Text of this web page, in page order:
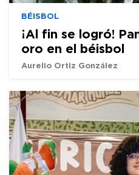
BÉISBOL
¡Al fin se logró!
oro en el béisbol
Aurelio Ortiz González